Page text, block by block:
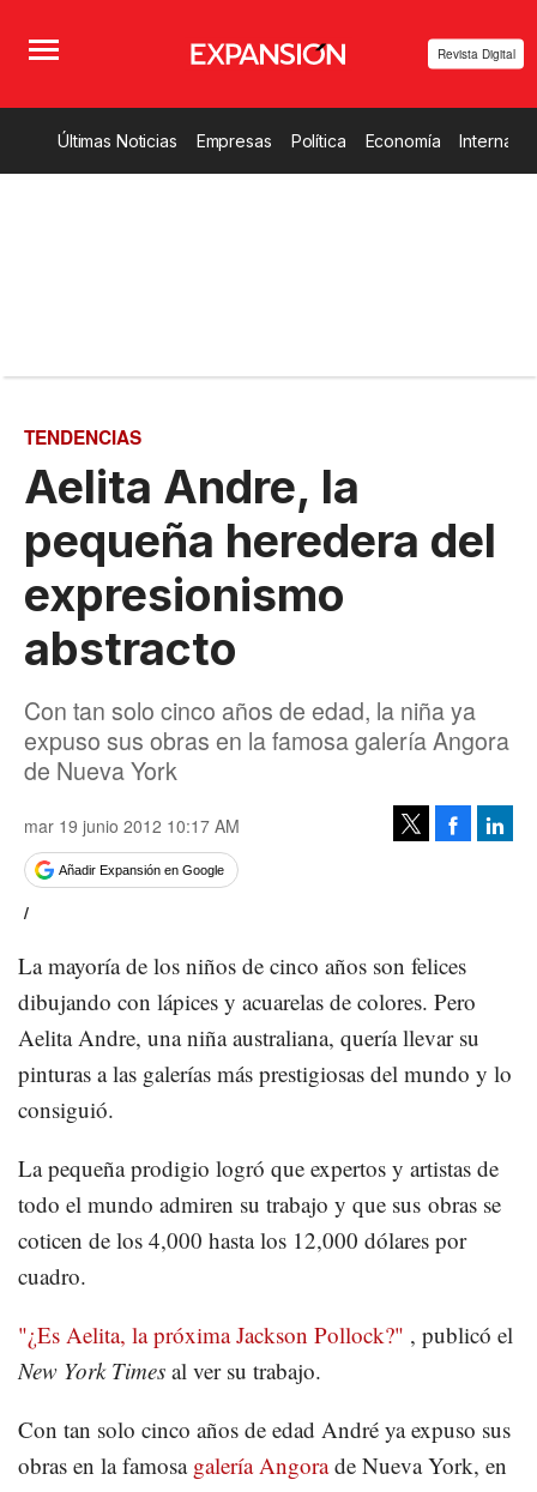
Revista Digital
Últimas Noticias Empresas Política Economía
TENDENCIAS
Aelita Andre, la
pequeña heredera del
expresionismo
abstracto
Con tan solo cinco años de edad, la niña ya
expuso sus obras en la famosa galería Angora
de Nueva York
mar 19 junio 2012 10:17 AM
Añadir Expansión en Google
Facebook
/
La mayoría de los niños de cinco años son felices
dibujando con lápices y acuarelas de colores. Pero
Aelita Andre, una niña australiana, quería llevar su
pinturas a las galerías más prestigiosas del mundo y lo
consiguió.
La pequeña prodigio logró que expertos y artistas de
todo el mundo admiren su trabajo y que sus obras se
coticen de los 4,000 hasta los 12,000 dólares por
cuadro.
"¿Es Aelita, la próxima Jackson Pollock?" , publicó el
New York Times al ver su trabajo.
Con tan solo cinco años de edad André ya expuso sus
obras en la famosa galería Angora de Nueva York, en